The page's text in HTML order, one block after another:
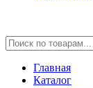
Главная
Каталог